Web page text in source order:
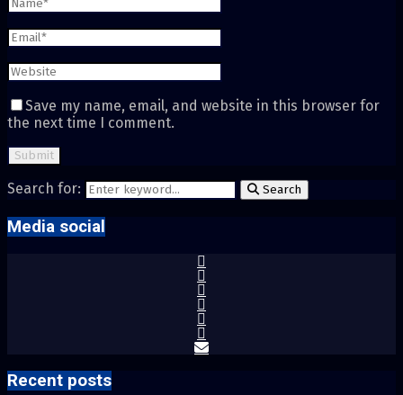
Save my name, email, and website in this browser for
the next time I comment.
Search for: Search
Media social
Recent posts